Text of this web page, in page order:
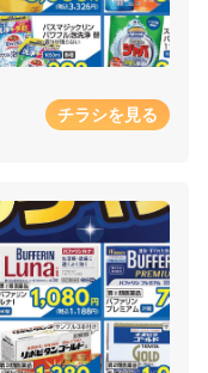
チラシを見る